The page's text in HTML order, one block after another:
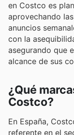
en Costco es
aprovechando
anuncios
con la
asegurando que
alcance de sus
¿Qué
Costco?
En España,
referente en el